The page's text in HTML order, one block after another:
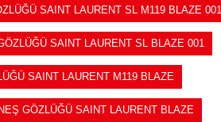
SAINT LAURENT SL M119 BLAZE 001
SAINT LAURENT SL BLAZE 001
SAINT LAURENT M119 BLAZE
GÖZLÜĞÜ SAINT LAURENT BLAZE